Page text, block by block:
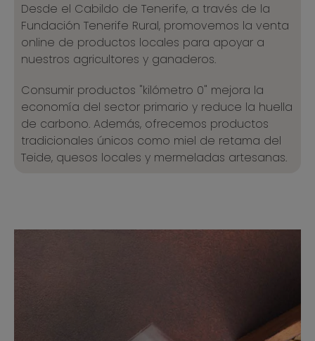
Desde el Cabildo de Tenerife, a través de la
Fundación Tenerife Rural, promovemos la venta
online de productos locales para apoyar a
nuestros agricultores y ganaderos.
Consumir productos "kilómetro 0" mejora la
economía del sector primario y reduce la huella
de carbono. Además, ofrecemos productos
tradicionales únicos como miel de retama del
Teide, quesos locales y mermeladas artesanas.